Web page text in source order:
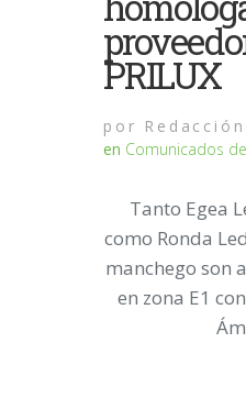
PRILUX
por Redacción
en Comunicados
Tanto Egea
como Ronda
manchego son
en zona E1